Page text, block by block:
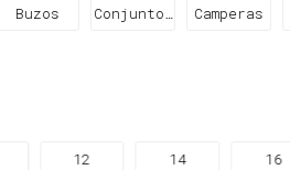
Buzos
Conjuntos
Camperas
12 14 16